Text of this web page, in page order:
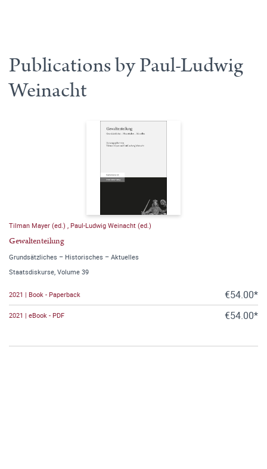
Publications by Paul-Ludwig
Weinacht
Tilman Mayer (ed.) Paul-Ludwig Weinacht (ed.)
Gewaltenteilung
Grundsätzliches – Historisches – Aktuelles
Staatsdiskurse, Volume 39
2021 | Book - Paperback €54.00*
2021 | eBook - PDF €54.00*